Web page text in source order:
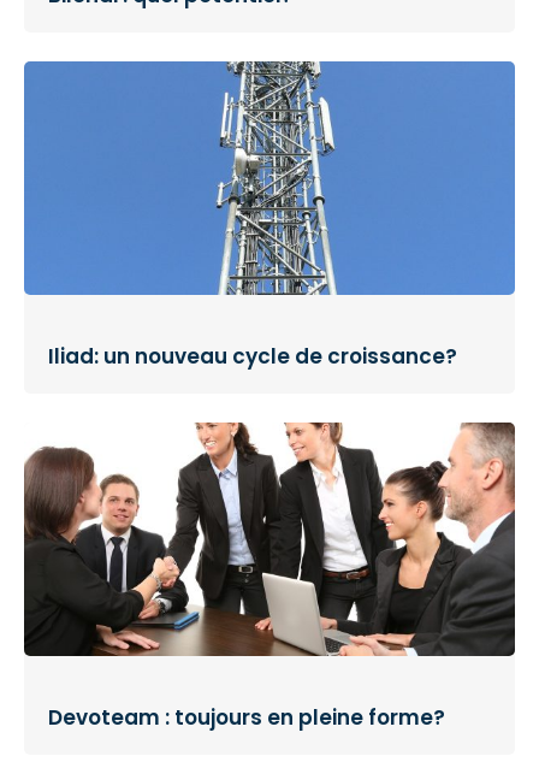
Iliad: un nouveau cycle de croissance?
Devoteam : toujours en pleine forme?